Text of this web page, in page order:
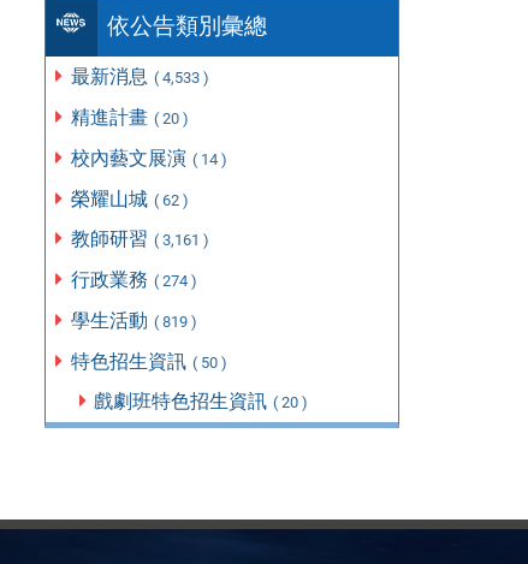
依公告類別彙總
最新消息 ( 4,533 )
精進計畫 ( 20 )
校內藝文展演 ( 14 )
榮耀山城 ( 62 )
教師研習 ( 3,161 )
行政業務 ( 274 )
學生活動 ( 819 )
特色招生資訊 ( 50 )
戲劇班特色招生資訊 ( 20 )